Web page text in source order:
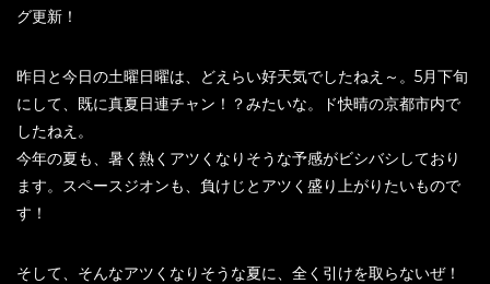
グ更新！
昨日と今日の土曜日曜は、どえらい好天気でしたねえ～。5月下旬
にして、既に真夏日連チャン！？みたいな。ド快晴の京都市内で
したねえ。
今年の夏も、暑く熱くアツくなりそうな予感がビシバシしており
ます。スペースジオンも、負けじとアツく盛り上がりたいもので
す！
そして、そんなアツくなりそうな夏に、全く引けを取らないぜ！